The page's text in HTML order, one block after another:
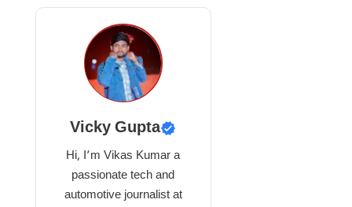
Vicky Gupta
Hi, I’m Vikas Kumar a
passionate tech and
automotive journalist at